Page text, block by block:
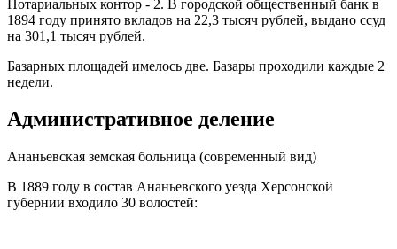
Нотариальных контор - 2. В городской общественный банк в
1894 году принято вкладов на 22,3 тысяч рублей, выдано ссуд
на 301,1 тысяч рублей.
Базарных площадей имелось две. Базары проходили каждые 2
недели.
Административное деление
Ананьевская земская больница (современный вид)
В 1889 году в состав Ананьевского уезда Херсонской
губернии входило 30 волостей: